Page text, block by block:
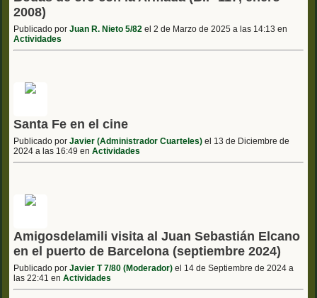
2008)
Publicado por Juan R. Nieto 5/82 el 2 de Marzo de 2025 a las 14:13 en
Actividades
Santa Fe en el cine
Publicado por Javier (Administrador Cuarteles) el 13 de Diciembre de
2024 a las 16:49 en Actividades
Amigosdelamili visita al Juan Sebastián Elcano
en el puerto de Barcelona (septiembre 2024)
Publicado por Javier T 7/80 (Moderador) el 14 de Septiembre de 2024 a
las 22:41 en Actividades